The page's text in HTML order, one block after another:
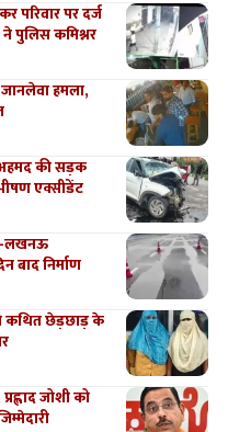
परिवार पर दर्ज
पुलिस कमिश्नर
हमला,
की सड़क
एक्सीडेंट
लखनऊ
बाद निर्माण
कथित छेड़छाड़ के
जोशी को